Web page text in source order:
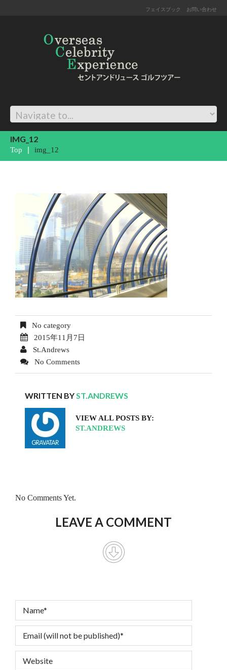
フェイスブック お問い合わせ
IMG_12
Top img_12
No category
2015年11月7日
St.Andrews
No Comments
WRITTEN BYST.ANDREWS
VIEW ALL POSTS BY:
ST.ANDREWS
No Comments Yet.
LEAVE A COMMENT